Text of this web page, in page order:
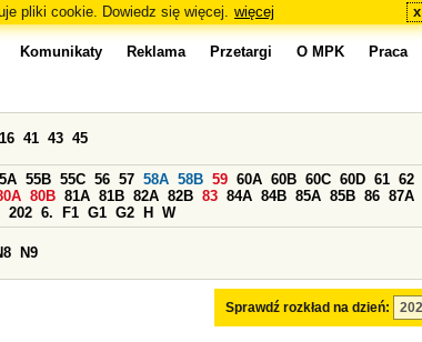
pliki cookie. Dowiedz się więcej. więcej x
Komunikaty Reklama Przetargi O MPK Praca
Sprawdź rozkład na dzień:
16 41 43 45
55B 55C 56 57 58A 58B 59 60A 60B 60C 60D 61 62
80B 81A 81B 82A 82B 83 84A 84B 85A 85B 86 87A
202 6. F1 G1 G2 H W
N9